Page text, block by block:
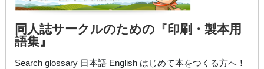
同人誌サークルのための『印刷・製本用
語集』
Search glossary 日本語 English はじめて本をつくる方へ！